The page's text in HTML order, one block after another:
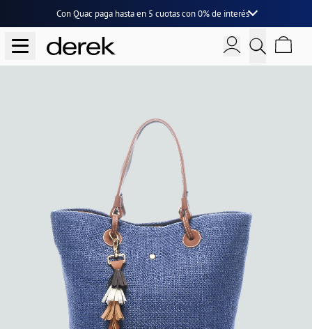
Con Quac paga hasta en 5 cuotascon0% de interés